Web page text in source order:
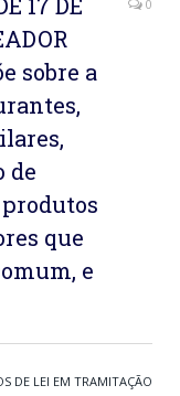
17 DE
sobre a
de
que
e
0
DE LEI EM TRAMITAÇÃO